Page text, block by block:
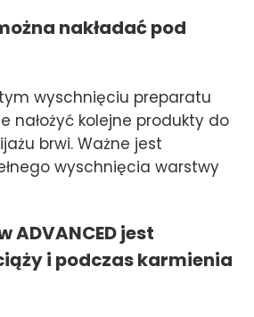
nakładać pod
wyschnięciu preparatu
nałożyć kolejne produkty do
brwi. Ważne jest
wyschnięcia warstwy
ADVANCED jest
i podczas karmienia